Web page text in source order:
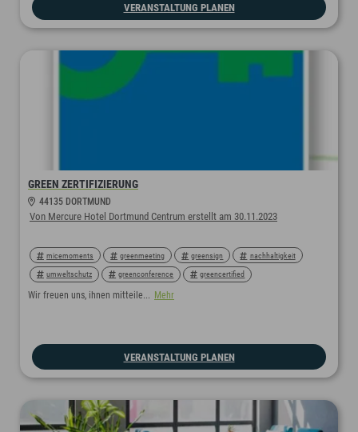
VERANSTALTUNG PLANEN
GREEN ZERTIFIZIERUNG
44135 DORTMUND
Von Mercure Hotel Dortmund Centrum erstellt am 30.11.2023
micemoments greenmeeting greensign nachhaltigkeit
umweltschutz greenconference greencertified
Wir freuen uns, ihnen mitteile... Mehr
VERANSTALTUNG PLANEN